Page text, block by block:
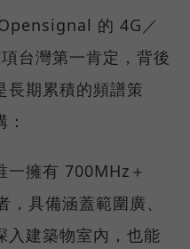
的 4G／
台灣第一肯定，背後
長期累積的頻譜策
一擁有 700MHz＋
具備涵蓋範圍廣、
入建築物室內，也能